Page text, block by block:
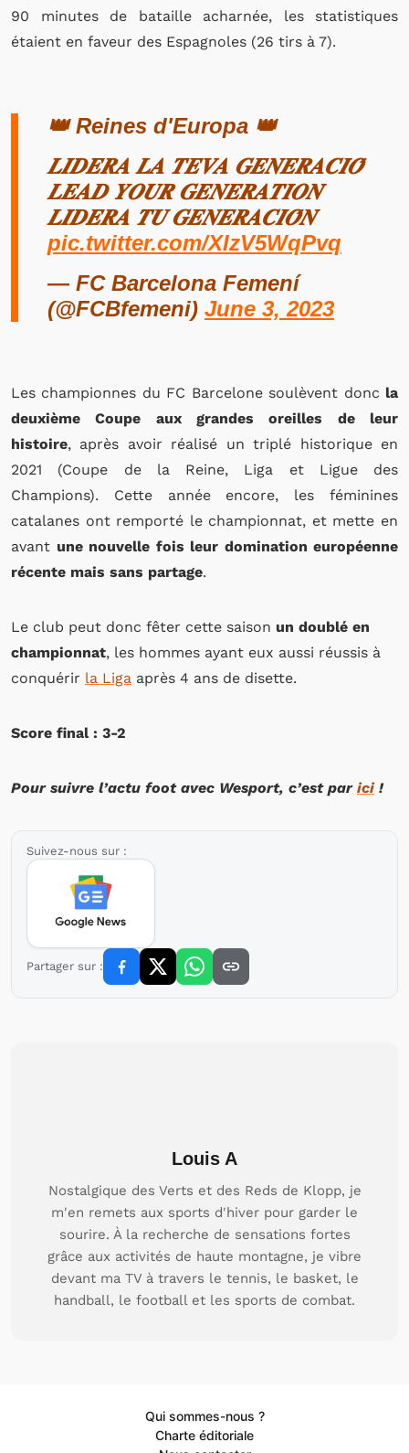
90 minutes de bataille acharnée, les statistiques
étaient en faveur des Espagnoles (26 tirs à 7).
👑 Reines d'Europa 👑
𝑳𝑰𝑫𝑬𝑹𝑨 𝑳𝑨 𝑻𝑬𝑽𝑨 𝑮𝑬𝑵𝑬𝑹𝑨𝑪𝑰𝑶́
𝑳𝑬𝑨𝑫 𝒀𝑶𝑼𝑹 𝑮𝑬𝑵𝑬𝑹𝑨𝑻𝑰𝑶𝑵
𝑳𝑰𝑫𝑬𝑹𝑨 𝑻𝑼 𝑮𝑬𝑵𝑬𝑹𝑨𝑪𝑰𝑶́𝑵
pic.twitter.com/XIzV5WqPvq
— FC Barcelona Femení
(@FCBfemeni) June 3, 2023
Les championnes du FC Barcelone soulèvent donc la
deuxième Coupe aux grandes oreilles de leur
histoire, après avoir réalisé un triplé historique en
2021 (Coupe de la Reine, Liga et Ligue des
Champions). Cette année encore, les féminines
catalanes ont remporté le championnat, et mette en
avant une nouvelle fois leur domination européenne
récente mais sans partage.
Le club peut donc fêter cette saison un doublé en
championnat, les hommes ayant eux aussi réussis à
conquérir la Liga après 4 ans de disette.
Score final : 3-2
Pour suivre l’actu foot avec Wesport, c’est par ici!
Suivez-nous sur :
Partager sur :
Louis A
Nostalgique des Verts et des Reds de Klopp, je
m'en remets aux sports d'hiver pour garder le
sourire. À la recherche de sensations fortes
grâce aux activités de haute montagne, je vibre
devant ma TV à travers le tennis, le basket, le
handball, le football et les sports de combat.
Qui sommes-nous ?
Charte éditoriale